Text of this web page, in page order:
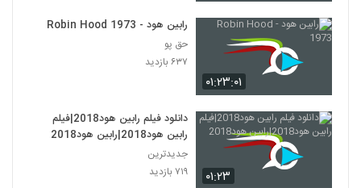
۰۱:۲۳:۰۱
رابین هود - Robin Hood 1973
حق پو
۶۳۷ بازدید
۰۱:۲۳
دانلود فیلم رابین هود2018|فیلم
رابین هود2018|رابین هود2018
جدیدترین
۷۱۹ بازدید